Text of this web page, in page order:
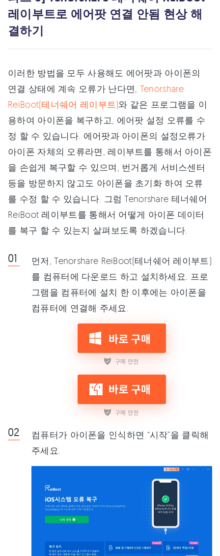
레이부트로 에어팟 연결 안됨 현상 해
결하기
이러한 방법을 모두 사용해도 에어팟과 아이폰의
연결 상태에 계속 오류가 난다면, Tenorshare
ReiBoot(테너쉐어 레이부트)와 같은 프로그램을 이
용하여 아이폰을 복구하고, 에어팟 설정 오류를 수
정 할 수 있습니다. 에어팟과 아이폰의 설정오류가
아이폰 자체의 오류라면, 레이부트를 통해서 아이폰
을 손쉽게 복구할 수 있으며, 번거롭게 서비스센터
등을 방문하지 않고도 아이폰을 초기화 하여 오류
를 수정 할 수 있습니다. 그럼 Tenorshare 테너쉐어
ReiBoot 레이부트를 통해서 어떻게 아이폰 데이터
를 복구 할 수 있는지 살펴보도록 하겠습니다.
먼저, Tenorshare ReiBoot(테너쉐어 레이부트)
를 컴퓨터에 다운로드 하고 설치하세요. 프로
그램을 컴퓨터에 설치 한 이후에는 아이폰을
컴퓨터에 연결해 주세요.
컴퓨터가 아이폰을 인식하면 “시작”을 클릭해
주세요.